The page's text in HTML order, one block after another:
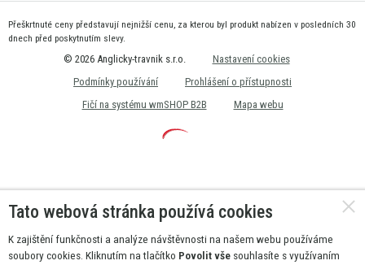
Přeškrtnuté ceny představují nejnižší cenu, za kterou byl produkt nabízen v posledních 30
dnech před poskytnutím slevy.
© 2026 Anglicky-travnik s.r.o.
Nastavení cookies
Podmínky používání
Prohlášení o přístupnosti
Fičí na systému wmSHOP B2B
Mapa webu
Tato webová stránka používá cookies
K zajištění funkčnosti a analýze návštěvnosti na našem webu používáme
soubory cookies. Kliknutím na tlačítko Povolit vše souhlasíte s využívaním